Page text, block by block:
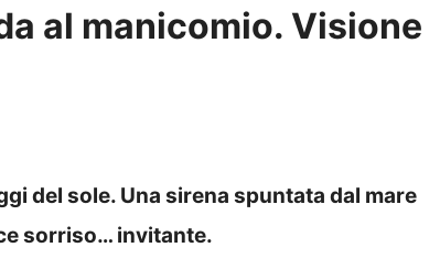
al manicomio. Visione
del sole. Una sirena spuntata dal mare
sorriso… invitante.